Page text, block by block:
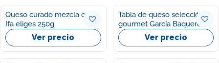
Queso curado mezcla cuña
Ifa eliges 250g
Ver precio
Tabla de queso selección
gourmet García Baquero
150g
Ver precio